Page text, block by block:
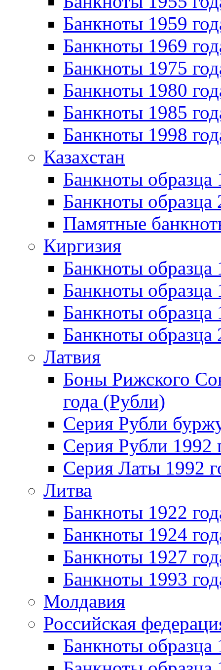
Банкноты 1959
Банкноты 1969
Банкноты 1975
Банкноты 1980
Банкноты 1985
Банкноты 1998
Казахстан
Банкноты
Банкноты образца
Памятные
Киргизия
Банкноты образца
Банкноты образца
Банкноты
Банкноты
Латвия
Боны Рижского
года (Рубли)
Серия Рубли
Серия Рубли 1992
Серия Латы 1992
Литва
Банкноты 1922
Банкноты 1924
Банкноты 1927
Банкноты 1993
Молдавия
Российская
Банкноты образца